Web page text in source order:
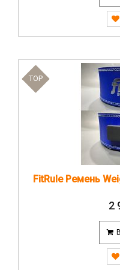
TOP
FitRule Ремень
2